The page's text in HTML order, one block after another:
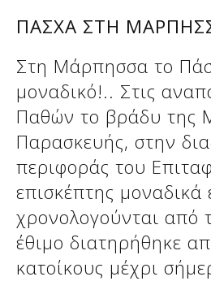
ΠΑΣΧΑ ΣΤΗ
Στη Μάρπησσα το
μοναδικό!.. Στις
Παθών το βράδυ της
Παρασκευής, στην
περιφοράς του
επισκέπτης μοναδικά
χρονολογούνται από
έθιμο διατηρήθηκε
κατοίκους μέχρι